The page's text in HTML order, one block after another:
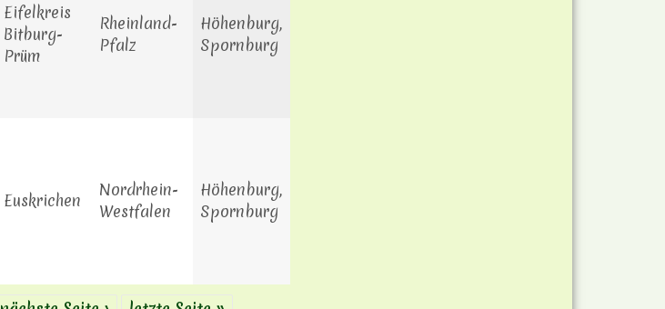
Eifelkreis
Bitburg-
Prüm
Rheinland-
Pfalz
Höhenburg,
Spornburg
Euskrichen
Nordrhein-
Westfalen
Höhenburg,
Spornburg